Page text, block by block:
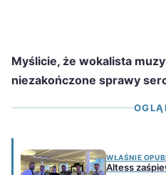
Myślicie, że wokalista
niezakończone sprawy
WŁAŚNIE
Altess